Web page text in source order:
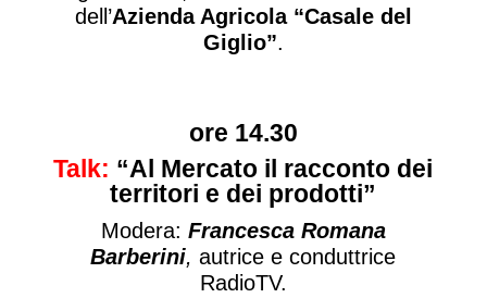
dell’Azienda Agricola “Casale del
Giglio”.
ore 14.30
Talk: “Al Mercato il racconto dei
territori e dei prodotti”
Modera: Francesca Romana
Barberini, autrice e conduttrice
RadioTV.